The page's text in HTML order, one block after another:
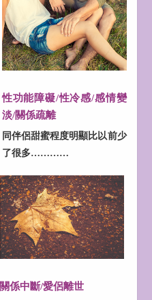
性功能障礙/性冷感/感情變
淡/關係疏離
同伴侶甜蜜程度明顯比以前少
了很多…………
關係中斷/愛侶離世